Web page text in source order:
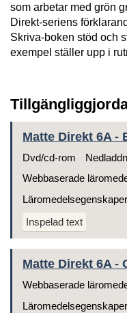
som arbetar med grön
Direkt-seriens
Skriva-boken stöd och
exempel ställer upp i
Matte Direkt 6A -
Dvd/cd-rom
Webbaserade
Inspelad text
Matte Direkt 6A -
Webbaserade